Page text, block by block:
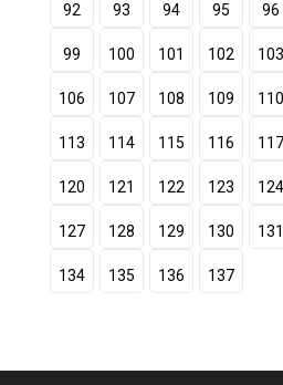
92 93 94 95 96
99 100 101 102 103
106 107 108 109 110
113 114 115 116 117
120 121 122 123 124
127 128 129 130 131
134 135 136 137